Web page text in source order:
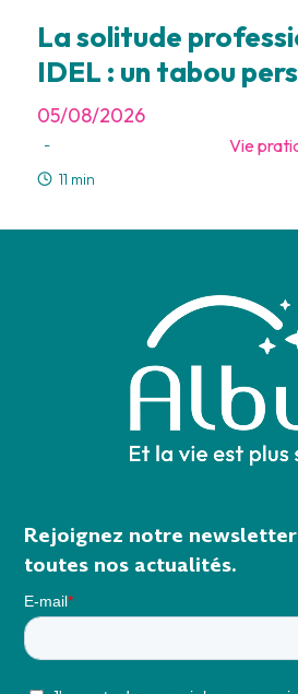
La solitude
IDEL : un tabou
05/08/2026
- Vie
11 min
Rejoignez notre newsletter
toutes nos actualités.